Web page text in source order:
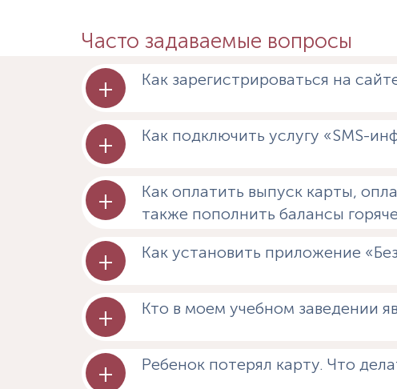
Часто задаваемые вопросы
+ Как зарегистрироваться на
+ Как подключить услугу «SMS-
+
Как оплатить выпуск карты,
также пополнить балансы
+ Как установить приложение
+ Кто в моем учебном заведении
+ Ребенок потерял карту. Что